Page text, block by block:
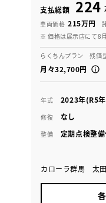
支払総額 224
車両価格 215万円
※ 価格は展示店にて8
らくちんプラン 残価
月々32,700円
年式 2023年(R5
修復 なし
整備 定期点検整
カローラ群馬 太